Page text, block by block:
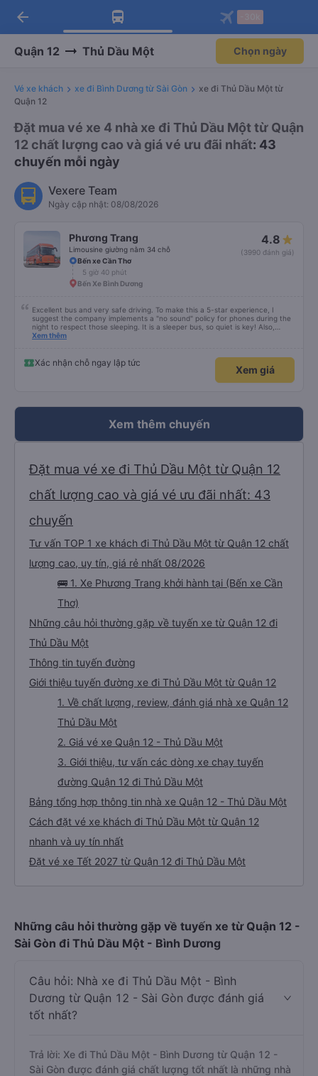
Tải app Vexere ngay!
Nhận ưu đãi thành viên độc
Mở app
Tải app Vexere
-30k/ghế khi đặt vé máy bay qua
Mở app
arrow_back
Quận 12 Thủ Dầu Một Chọn ngày
Vé xe khách xe đi Bình Dương từ Sài Gòn
xe đi Thủ Dầu Một từ
Quận 12
Đặt mua vé xe 4 nhà xe đi Thủ Dầu Một từ Quận
12 chất lượng cao và giá vé ưu đãi nhất: 43
chuyến mỗi ngày
Vexere Team
Ngày cập nhật: 08/08/2026
Phương Trang
Limousine giường nằm 34 chỗ
4.8
(3990 đánh giá)
Bến xe Cần Thơ
5 giờ 40 phút
Bến Xe Bình Dương
Excellent bus and very safe driving. To make this a 5-star experience, I
suggest the company implements a "no sound" policy for phones during the
night to respect those sleeping. It is a sleeper bus, so quiet is key! Also,
please display the Wi-Fi password clearly inside the cabin for convenience. I
quy định rõ ràng về việc giữ im lặng (tắt âm thanh điện thoại) vào ban đêm
để tránh làm phiền hành khách khác ngủ. Ngoài ra, nhà xe nên dán sẵn mật
khẩu Wi-Fi trong xe để hành khách dễ dàng sử dụng. Tôi vẫn sẽ tiếp tục ủng
Xem thêm
Xác nhận chỗ ngay lập tức
Xem giá
Xem thêm chuyến
Đặt mua vé xe đi Thủ Dầu Một từ Quận 12
chất lượng cao và giá vé ưu đãi nhất: 43
chuyến
Tư vấn TOP 1 xe khách đi Thủ Dầu Một từ Quận 12 chất
lượng cao, uy tín, giá rẻ nhất 08/2026
🚌 1. Xe Phương Trang khởi hành tại (Bến xe Cần
Thơ)
Những câu hỏi thường gặp về tuyến xe từ Quận 12 đi
Thủ Dầu Một
Thông tin tuyến đường
Giới thiệu tuyến đường xe đi Thủ Dầu Một từ Quận 12
1. Về chất lượng, review, đánh giá nhà xe Quận 12
Thủ Dầu Một
2. Giá vé xe Quận 12 - Thủ Dầu Một
3. Giới thiệu, tư vấn các dòng xe chạy tuyến
đường Quận 12 đi Thủ Dầu Một
Bảng tổng hợp thông tin nhà xe Quận 12 - Thủ Dầu Một
Cách đặt vé xe khách đi Thủ Dầu Một từ Quận 12
nhanh và uy tín nhất
Đặt vé xe Tết 2027 từ Quận 12 đi Thủ Dầu Một
Những câu hỏi thường gặp về tuyến xe từ Quận 12 -
Sài Gòn đi Thủ Dầu Một - Bình Dương
Câu hỏi: Nhà xe đi Thủ Dầu Một - Bình
Dương từ Quận 12 - Sài Gòn được đánh giá
tốt nhất?
Trả lời: Xe đi Thủ Dầu Một - Bình Dương từ Quận 12 -
Sài Gòn được đánh giá chất lượng tốt nhất là những nhà